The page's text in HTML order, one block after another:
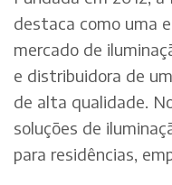
destaca como uma
mercado de
e distribuidora de
de alta qualidade.
soluções de
para residências,